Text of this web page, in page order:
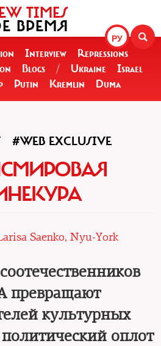
РУ
TIMES
ВРЕМЯ
Interview
Repressions
Blogs / Ukraine
Israel
Putin Kremlin Duma
#WEB EXCLUSIVE
Saenko, Nyu-York
превращают
культурных
оплот